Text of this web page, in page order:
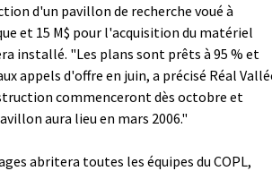
d'un pavillon de recherche voué à
et 15 M$ pour l'acquisition du matériel
installé. "Les plans sont prêts à 95 % et
appels d'offre en juin, a précisé Réal
commenceront dès octobre et
aura lieu en mars 2006."
abritera toutes les équipes du COPL,